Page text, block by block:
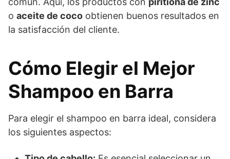
o aceite de coco obtienen buenos resultados en
la satisfacción del cliente.
Cómo Elegir el Mejor
Shampoo en Barra
Para elegir el shampoo en barra ideal, considera
los siguientes aspectos: